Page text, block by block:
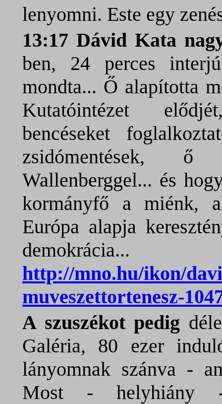
lenyomni. Este egy
13:17 Dávid Kata
ben, 24 perces
mondta... Ő alapította
Kutatóintézet
bencéseket
zsidómentések,
Wallenberggel... és
kormányfő a miénk,
Európa alapja
demokrácia...
http://mno.hu/ikon/
muveszettortenesz-
A szuszékot pedig
Galéria, 80 ezer
lányomnak szánva -
Most - helyhiány -